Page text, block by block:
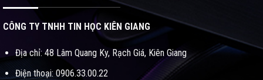
CÔNG TY TNHH TIN HỌC KIÊN GIANG
Địa chỉ: 48 Lâm Quang Ky, Rạch Giá, Kiên Giang
Điện thoại: 0906.33.00.22